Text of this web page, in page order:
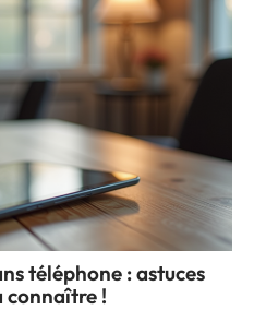
téléphone : astuces
connaître !